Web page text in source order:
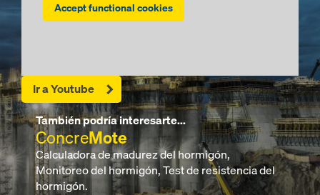
Accept functional cookies
Ir a Youtube
También podría interesarte...
ConcreMote
Calculadora de madurez del hormigón,
Monitoreo del hormigón, Test de resistencia del
hormigón.